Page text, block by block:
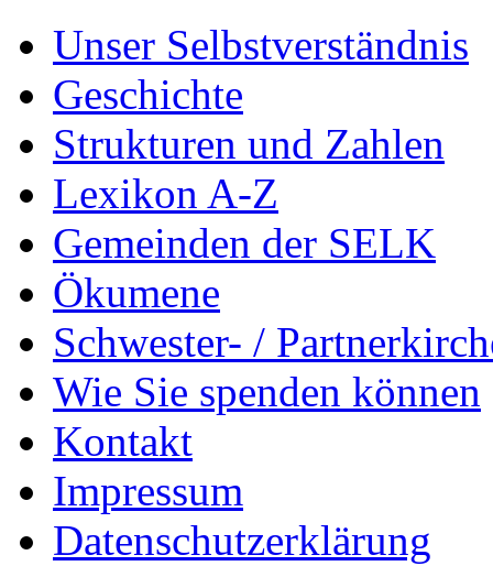
Unser Selbstverständnis
Geschichte
Strukturen und Zahlen
Lexikon A-Z
Gemeinden der SELK
Ökumene
Schwester- /
Wie Sie spenden können
Kontakt
Impressum
Datenschutzerklärung